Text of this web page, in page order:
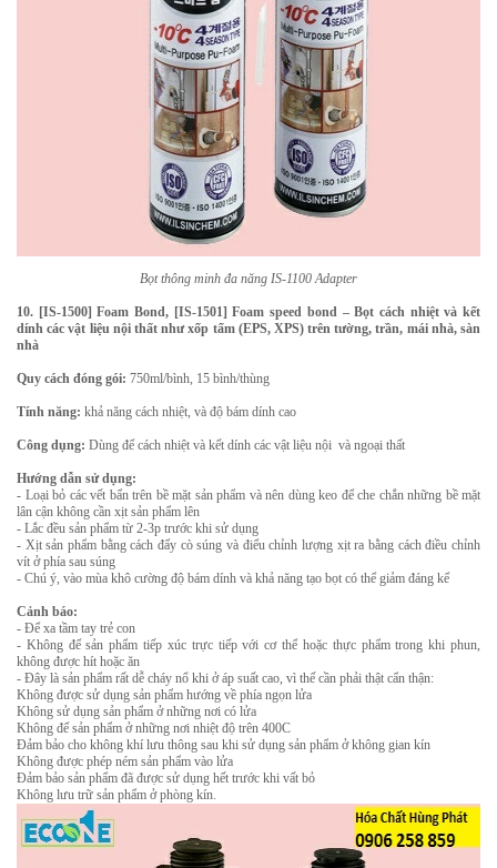
Bọt thông minh đa năng IS-1100 Adapter
10. [IS-1500] Foam Bond, [IS-1501] Foam speed bond – Bọt cách nhiệt và kết
dính các vật liệu nội thất như xốp tấm (EPS, XPS) trên tường, trần, mái nhà, sàn
nhà
Quy cách đóng gói: 750ml/bình, 15 bình/thùng
Tính năng: khả năng cách nhiệt, và độ bám dính cao
Công dụng: Dùng để cách nhiệt và kết dính các vật liệu nội và ngoại thất
Hướng dẫn sử dụng:
- Loại bỏ các vết bẩn trên bề mặt sản phẩm và nên dùng keo để che chắn những bề mặt
lân cận không cần xịt sản phẩm lên
- Lắc đều sản phẩm từ 2-3p trước khi sử dụng
- Xịt sản phẩm bằng cách đẩy cò súng và điểu chỉnh lượng xịt ra bằng cách điều chỉnh
vít ở phía sau súng
- Chú ý, vào mùa khô cường độ bám dính và khả năng tạo bọt có thể giảm đáng kể
Cảnh báo:
- Để xa tầm tay trẻ con
- Không để sản phẩm tiếp xúc trực tiếp với cơ thể hoặc thực phẩm trong khi phun,
không được hít hoặc ăn
- Đây là sản phẩm rất dễ cháy nổ khi ở áp suất cao, vì thế cần phải thật cẩn thận:
Không được sử dụng sản phẩm hướng về phía ngọn lửa
Không sử dụng sản phẩm ở những nơi có lửa
Không để sản phẩm ở những nơi nhiệt độ trên 400C
Đảm bảo cho không khí lưu thông sau khi sử dụng sản phẩm ở không gian kín
Không được phép ném sản phẩm vào lửa
Đảm bảo sản phẩm đã được sử dụng hết trước khi vất bỏ
Không lưu trữ sản phẩm ở phòng kín.